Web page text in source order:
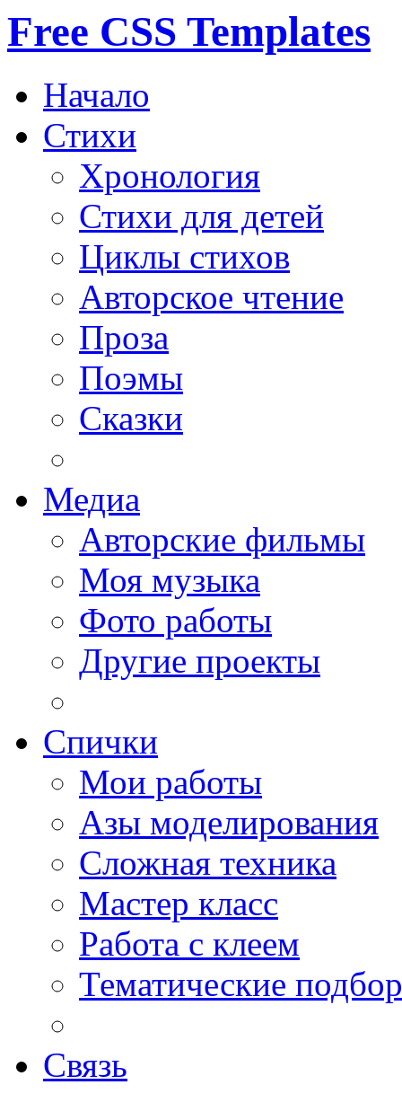
Free CSS Templates
Начало
Стихи
Хронология
Стихи для детей
Циклы стихов
Авторское чтение
Проза
Поэмы
Сказки
Медиа
Авторские фильмы
Моя музыка
Фото работы
Другие проекты
Спички
Мои работы
Азы моделирования
Сложная техника
Мастер класс
Работа с клеем
Тематические
Связь